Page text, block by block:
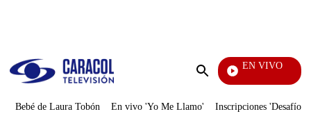
Enviar
EN VIVO
EFÉ
Bebé de Laura Tobón En vivo 'Yo Me Llamo' Inscripciones 'Desafío'